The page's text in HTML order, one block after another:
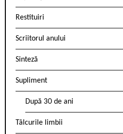
Restituiri
Scriitorul anului
Sinteză
Supliment
După 30 de ani
Tâlcurile limbii